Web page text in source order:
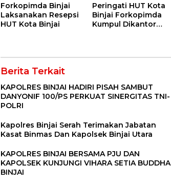
Forkopimda Binjai
Laksanakan Resepsi
HUT Kota Binjai
Peringati HUT Kota
Binjai Forkopimda
Kumpul Dikantor
Berita Terkait
KAPOLRES BINJAI HADIRI PISAH SAMBUT
DANYONIF 100/PS PERKUAT SINERGITAS TNI-
POLRI
Kapolres Binjai Serah Terimakan Jabatan
Kasat Binmas Dan Kapolsek Binjai Utara
KAPOLRES BINJAI BERSAMA PJU DAN
KAPOLSEK KUNJUNGI VIHARA SETIA BUDDHA
BINJAI